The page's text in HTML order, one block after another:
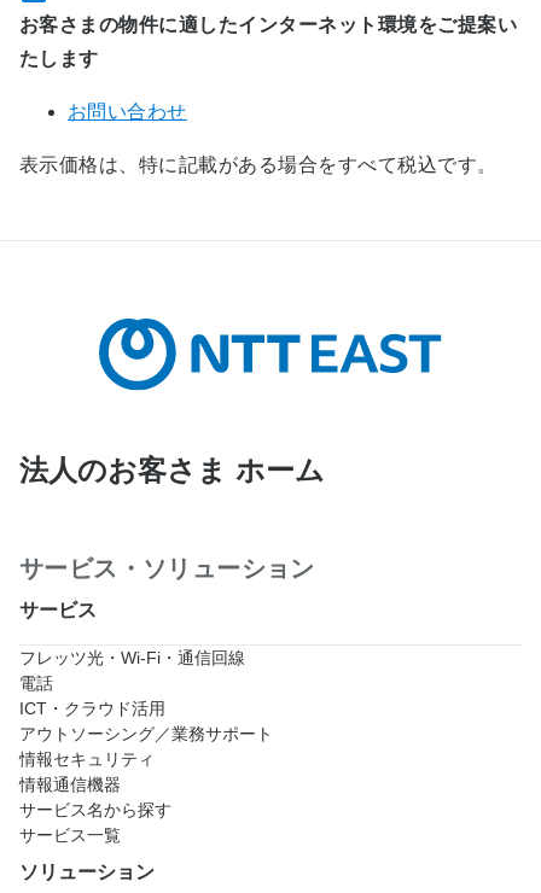
お客さまの物件に適したインターネット環境をご提案い
たします
お問い合わせ
表示価格は、特に記載がある場合をすべて税込です。
法人のお客さま ホーム
サービス・ソリューション
サービス
フレッツ光・Wi-Fi・通信回線
電話
ICT・クラウド活用
アウトソーシング／業務サポート
情報セキュリティ
情報通信機器
サービス名から探す
サービス一覧
ソリューション